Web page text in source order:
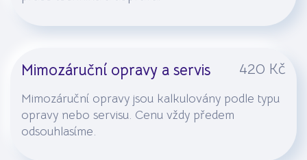
Mimozáruční opravy a servis 420 Kč
Mimozáruční opravy jsou kalkulovány podle typu
opravy nebo servisu. Cenu vždy předem
odsouhlasíme.